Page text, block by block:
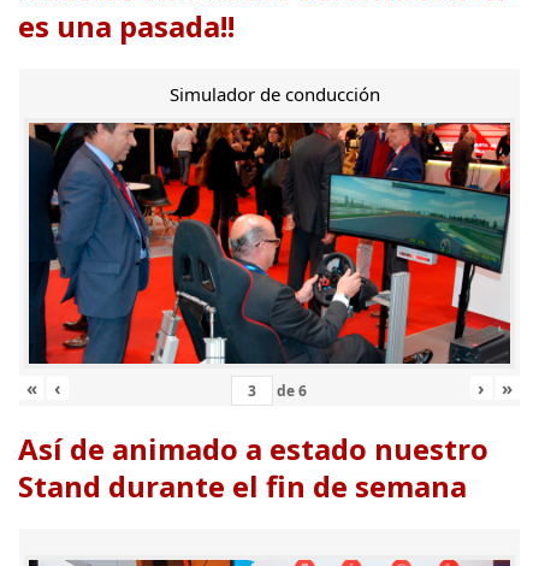
es una pasada!!
Simulador de conducción
« ‹ de6 › »
Así de animado a estado nuestro
Stand durante el fin de semana